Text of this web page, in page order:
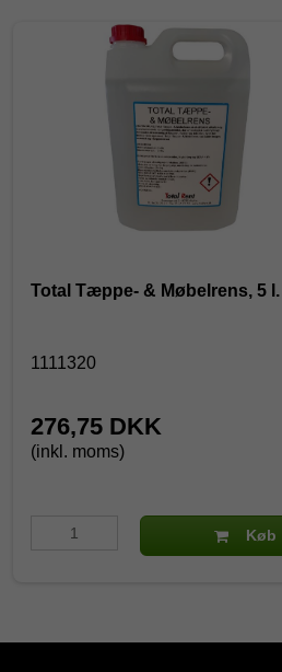
Total Tæppe- & Møbelrens, 5 l.
1111320
276,75 DKK
(inkl. moms)
Køb